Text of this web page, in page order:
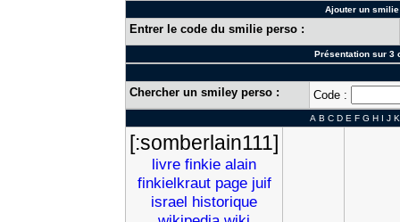
Ajouter un
Entrer le code du smilie perso :
Présentation sur 3
Chercher un smiley perso : Code :
A B C D E F G H I J K
[:somberlain111]
livre finkie alain
finkielkraut page juif
israel historique